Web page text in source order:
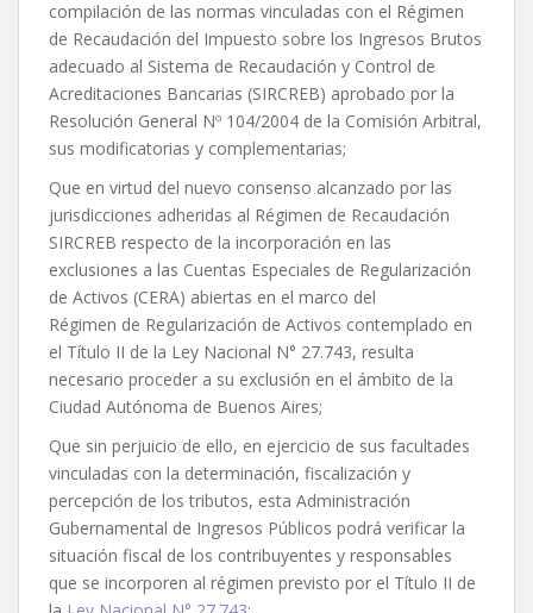
compilación de las normas vinculadas con el Régimen
de Recaudación del Impuesto sobre los Ingresos Brutos
adecuado al Sistema de Recaudación y Control de
Acreditaciones Bancarias (SIRCREB) aprobado por la
Resolución General Nº 104/2004 de la Comisión Arbitral,
sus modificatorias y complementarias;
Que en virtud del nuevo consenso alcanzado por las
jurisdicciones adheridas al Régimen de Recaudación
SIRCREB respecto de la incorporación en las
exclusiones a las Cuentas Especiales de Regularización
de Activos (CERA) abiertas en el marco del
Régimen de Regularización de Activos contemplado en
el Título II de la Ley Nacional N° 27.743, resulta
necesario proceder a su exclusión en el ámbito de la
Ciudad Autónoma de Buenos Aires;
Que sin perjuicio de ello, en ejercicio de sus facultades
vinculadas con la determinación, fiscalización y
percepción de los tributos, esta Administración
Gubernamental de Ingresos Públicos podrá verificar la
situación fiscal de los contribuyentes y responsables
que se incorporen al régimen previsto por el Título II de